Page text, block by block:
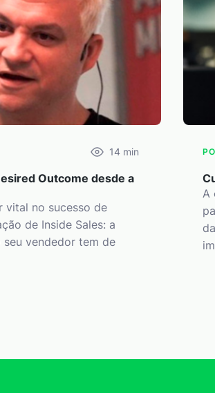
14 min
Outcome desde a
vital no sucesso de
de Inside Sales: a
vendedor tem de
A